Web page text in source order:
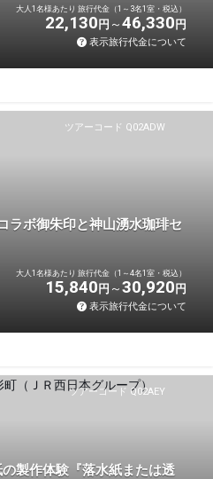
大人1名様あたり 旅行代金（1～3名1室・税込）
22,130 円 46,330 円
表示旅行代金について
ツアーコード Q02ADW
ラボ御朱印と神山湧水珈琲セ
大人1名様あたり 旅行代金（1～4名1室・税込）
15,840 円 30,920 円
表示旅行代金について
ツアーコード Q02AEY
製作体験『落水紙または透